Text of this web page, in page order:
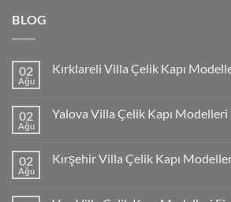
BLOG
02
Ağu
Kırklareli Villa Çelik Kapı
02
Ağu
Yalova Villa Çelik Kapı Modelleri
02
Ağu
Kırşehir Villa Çelik Kapı